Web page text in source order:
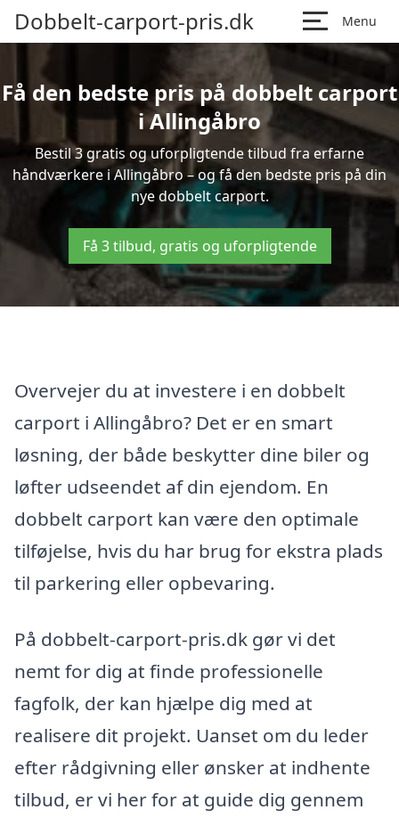
Dobbelt-carport-pris.dk Menu
Få den bedste pris på dobbelt carport
i Allingåbro
Bestil 3 gratis og uforpligtende tilbud fra erfarne
håndværkere i Allingåbro – og få den bedste pris på din
nye dobbelt carport.
Få 3 tilbud, gratis og uforpligtende
Overvejer du at investere i en dobbelt
carport i Allingåbro? Det er en smart
løsning, der både beskytter dine biler og
løfter udseendet af din ejendom. En
dobbelt carport kan være den optimale
tilføjelse, hvis du har brug for ekstra plads
til parkering eller opbevaring.
På dobbelt-carport-pris.dk gør vi det
nemt for dig at finde professionelle
fagfolk, der kan hjælpe dig med at
realisere dit projekt. Uanset om du leder
efter rådgivning eller ønsker at indhente
tilbud, er vi her for at guide dig gennem